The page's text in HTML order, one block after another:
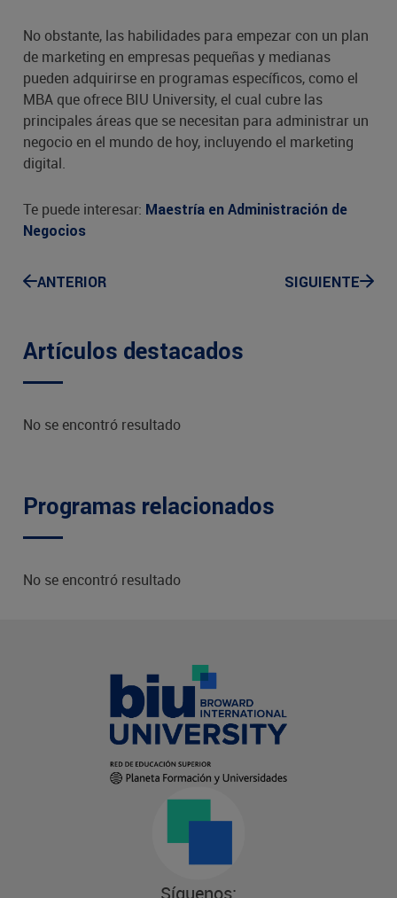
No obstante, las habilidades para empezar con un plan
de marketing en empresas pequeñas y medianas
pueden adquirirse en programas específicos, como el
MBA que ofrece BIU University, el cual cubre las
principales áreas que se necesitan para administrar un
negocio en el mundo de hoy, incluyendo el marketing
digital.
Te puede interesar: Maestría en Administración de
Negocios
ANTERIOR SIGUIENTE
Artículos destacados
No se encontró resultado
Programas relacionados
No se encontró resultado